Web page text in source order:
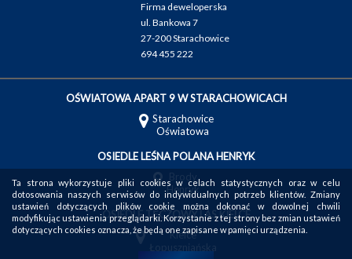
Firma deweloperska
ul. Bankowa 7
27-200 Starachowice
694 455 222
OŚWIATOWA APART 9 W STARACHOWICACH
Starachowice
Oświatowa
OSIEDLE LEŚNA POLANA HENRYK
Henryk
OSIEDLE TĘCZOWY LAS KIELCE
Kielce
Ta strona wykorzystuje pliki cookies w celach statystycznych oraz w celu
dotosowania naszych serwisów do indywidualnych potrzeb klientów. Zmiany
ustawień dotyczących plików cookie można dokonać w dowolnej chwili
modyfikując ustawienia przeglądarki. Korzystanie z tej strony bez zmian ustawień
dotyczących cookies oznacza, że będą one zapisane w pamięci urządzenia.